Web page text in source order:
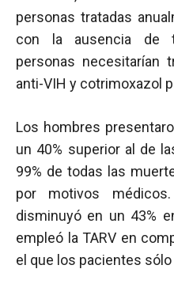
personas tratadas
con la ausencia de
personas necesitarían
anti-VIH y cotrimoxazol
Los hombres
un 40% superior al de
99% de todas las
por motivos
disminuyó en un 43%
empleó la TARV en
el que los pacientes